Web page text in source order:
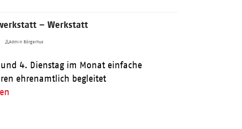
– Werkstatt
Admin Börgerhus
4. Dienstag im Monat einfache
ehrenamtlich begleitet